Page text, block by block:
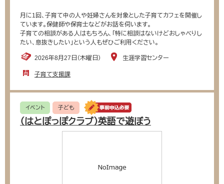
月に1回、子育て中の人や妊婦さんを対象とした子育てカフェを開催し
ています。保健師や保育士などがお話を伺います。
子育ての相談がある人はもちろん、「特に相談はないけどおしゃべりし
たい、息抜きしたい」という人もぜひご利用ください。
2026年8月27日（木曜日） 生涯学習センター
子育て支援課
イベント 子ども
（はとぽっぽクラブ）英語で遊ぼう